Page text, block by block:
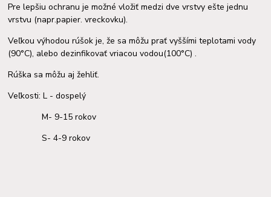
Pre lepšiu ochranu je možné vložiť medzi dve vrstvy ešte jednu
vrstvu (napr.papier. vreckovku).
Veľkou výhodou rúšok je, že sa môžu prať vyššími teplotami vody
(90°C), alebo dezinfikovať vriacou vodou(100°C) .
Rúška sa môžu aj žehliť.
Veľkosti: L - dospelý
M- 9-15 rokov
S- 4-9 rokov